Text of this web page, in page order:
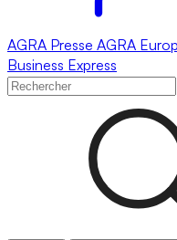
AGRA Presse AGRA
Business Express